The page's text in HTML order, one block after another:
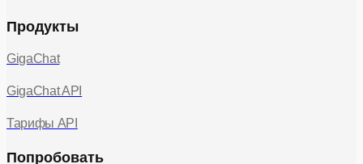
Продукты
GigaChat
GigaChat API
Тарифы API
Попробовать